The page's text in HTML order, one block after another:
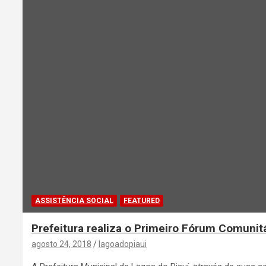
ASSISTÊNCIA SOCIAL FEATURED
Prefeitura realiza o Primeiro Fórum
agosto 24, 2018 lagoadopiaui